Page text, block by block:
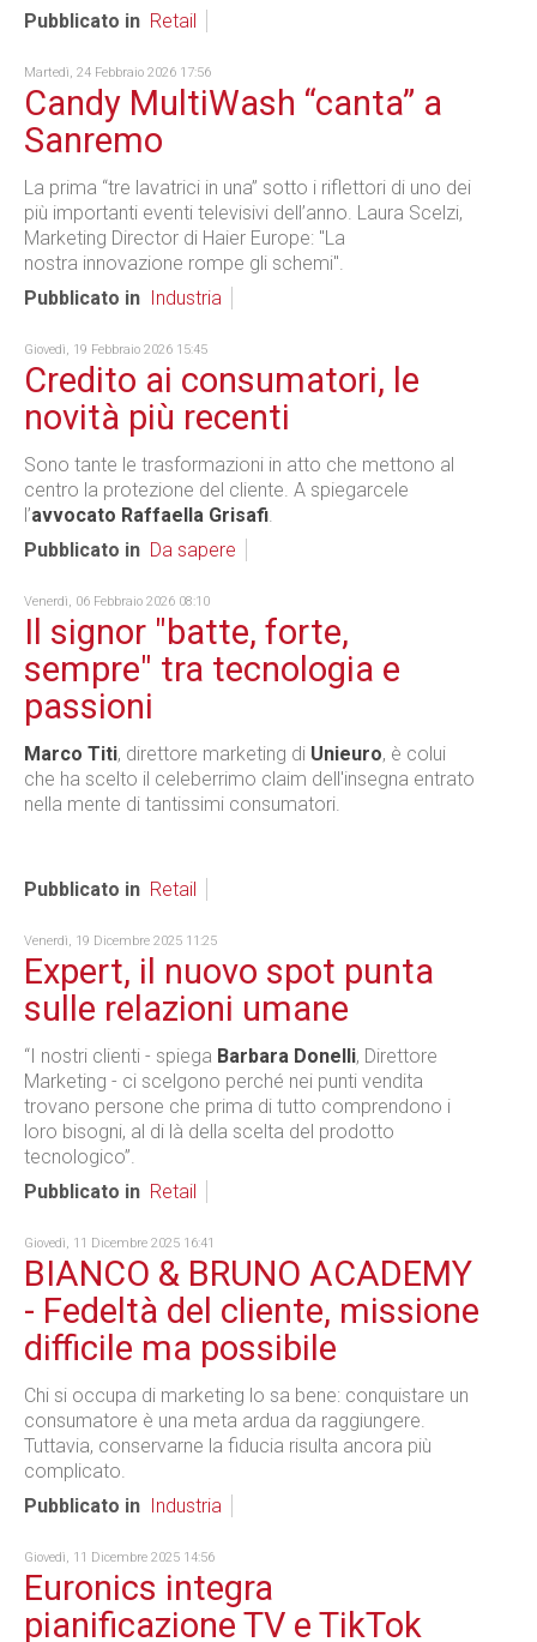
Pubblicato in Retail
Martedì, 24 Febbraio 2026 17:56
Candy MultiWash “canta” a
Sanremo
La prima “tre lavatrici in una” sotto i riflettori di uno dei
più importanti eventi televisivi dell’anno. Laura Scelzi,
Marketing Director di Haier Europe: "La
nostra innovazione rompe gli schemi".
Pubblicato in
Industria
Giovedì, 19 Febbraio 2026 15:45
Credito ai consumatori, le
novità più recenti
Sono tante le trasformazioni in atto che mettono al
centro la protezione del cliente. A spiegarcele
l’avvocato Raffaella Grisafi.
Pubblicato in Da sapere
Venerdì, 06 Febbraio 2026 08:10
Il signor "batte, forte,
sempre" tra tecnologia e
passioni
Marco Titi, direttore marketing di Unieuro, è colui
che ha scelto il celeberrimo claim dell'insegna entrato
nella mente di tantissimi consumatori.
Pubblicato in Retail
Venerdì, 19 Dicembre 2025 11:25
Expert, il nuovo spot punta
sulle relazioni umane
“I nostri clienti - spiega Barbara Donelli, Direttore
Marketing - ci scelgono perché nei punti vendita
trovano persone che prima di tutto comprendono i
loro bisogni, al di là della scelta del prodotto
tecnologico”.
Pubblicato in Retail
Giovedì, 11 Dicembre 2025 16:41
BIANCO & BRUNO ACADEMY
- Fedeltà del cliente, missione
difficile ma possibile
Chi si occupa di marketing lo sa bene: conquistare un
consumatore è una meta ardua da raggiungere.
Tuttavia, conservarne la fiducia risulta ancora più
complicato.
Pubblicato in
Industria
Giovedì, 11 Dicembre 2025 14:56
Euronics integra
pianificazione TV e TikTok